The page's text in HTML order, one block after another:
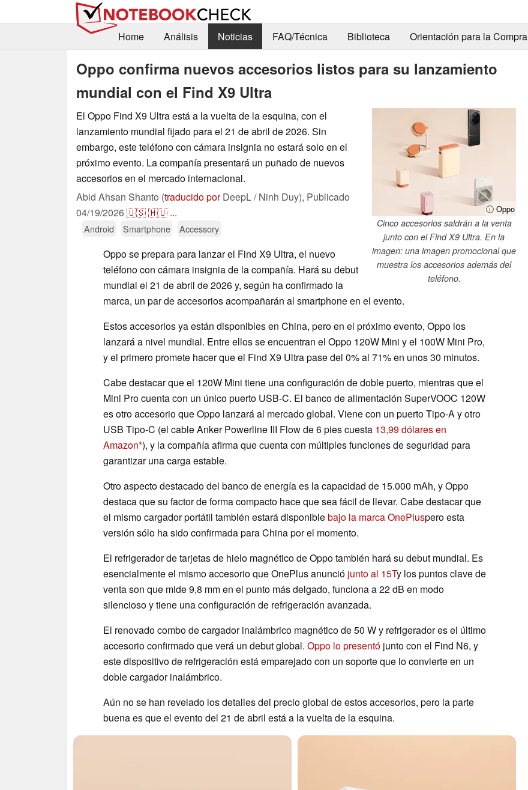
Home
Análisis Noticias FAQ/Técnica Biblioteca Orientación para la Compra
Oppo confirma nuevos accesorios listos para su lanzamiento
mundial con el Find X9 Ultra
ⓘ Oppo
Cinco accesorios saldrán a la venta
junto con el Find X9 Ultra. En la
imagen: una imagen promocional que
muestra los accesorios además del
teléfono.
El Oppo Find X9 Ultra está a la vuelta de la esquina, con el
lanzamiento mundial fijado para el 21 de abril de 2026. Sin
embargo, este teléfono con cámara insignia no estará solo en el
próximo evento. La compañía presentará un puñado de nuevos
accesorios en el mercado internacional.
Abid Ahsan Shanto (traducido porDeepL / Ninh Duy), Publicado
04/19/2026🇺🇸🇭🇺 ...
Android Smartphone Accessory
Oppo se prepara para lanzar el Find X9 Ultra, el nuevo
teléfono con cámara insignia de la compañía. Hará su debut
mundial el 21 de abril de 2026 y, según ha confirmado la
marca, un par de accesorios acompañarán al smartphone en el evento.
Estos accesorios ya están disponibles en China, pero en el próximo evento, Oppo los
lanzará a nivel mundial. Entre ellos se encuentran el Oppo 120W Mini y el 100W Mini Pro,
y el primero promete hacer que el Find X9 Ultra pase del 0% al 71% en unos 30 minutos.
Cabe destacar que el 120W Mini tiene una configuración de doble puerto, mientras que el
Mini Pro cuenta con un único puerto USB-C. El banco de alimentación SuperVOOC 120W
es otro accesorio que Oppo lanzará al mercado global. Viene con un puerto Tipo-A y otro
USB Tipo-C (el cable Anker Powerline III Flow de 6 pies cuesta 13,99 dólares en
Amazon ), y la compañía afirma que cuenta con múltiples funciones de seguridad para
garantizar una carga estable.
Otro aspecto destacado del banco de energía es la capacidad de 15.000 mAh, y Oppo
destaca que su factor de forma compacto hace que sea fácil de llevar. Cabe destacar que
el mismo cargador portátil también estará disponiblebajo la marca OnePluspero esta
versión sólo ha sido confirmada para China por el momento.
El refrigerador de tarjetas de hielo magnético de Oppo también hará su debut mundial. Es
esencialmente el mismo accesorio que OnePlus anunció junto al 15Ty los puntos clave de
venta son que mide 9,8 mm en el punto más delgado, funciona a 22 dB en modo
silencioso y tiene una configuración de refrigeración avanzada.
El renovado combo de cargador inalámbrico magnético de 50 W y refrigerador es el último
accesorio confirmado que verá un debut global. Oppo lo presentó junto con el Find N6, y
este dispositivo de refrigeración está emparejado con un soporte que lo convierte en un
doble cargador inalámbrico.
Aún no se han revelado los detalles del precio global de estos accesorios, pero la parte
buena es que el evento del 21 de abril está a la vuelta de la esquina.